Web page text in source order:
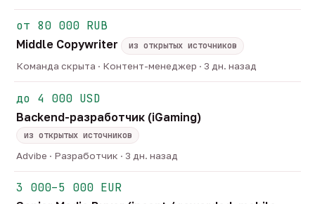
от 80 000 RUB
Middle Copywriter
из открытых источников
Команда скрыта · Контент-менеджер · 3 дн. назад
до 4 000 USD
Backend-разработчик (iGaming)
из открытых источников
Advibe · Разработчик · 3 дн. назад
3 000–5 000 EUR